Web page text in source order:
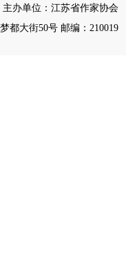
主办单位：江苏省作家协会
梦都大街50号 邮编：210019